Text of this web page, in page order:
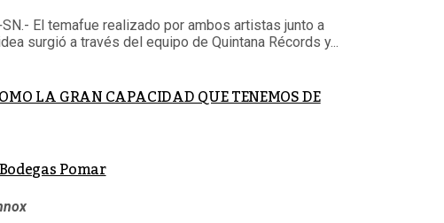
El temafue realizado por ambos artistas junto a
surgió a través del equipo de Quintana Récords y...
LA GRAN CAPACIDAD QUE TENEMOS DE
Pomar